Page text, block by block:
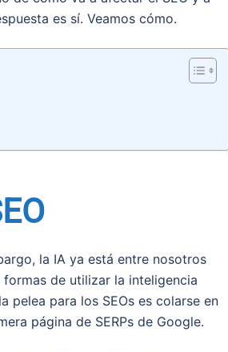
es sí. Veamos cómo.
la IA ya está entre nosotros
de utilizar la inteligencia
pelea para los SEOs es colarse en
página de SERPs de Google.